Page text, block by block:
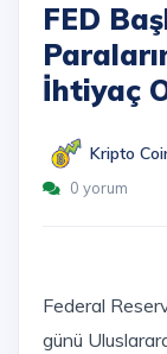
FED
İhtiyaç
Kripto
0 yorum
Federal Reserve Başkanı Jerome Powell, çarşamba
günü